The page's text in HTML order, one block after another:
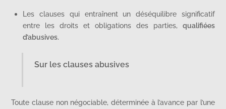
Les clauses qui entraînent un déséquilibre significatif
entre les droits et obligations des parties, qualifiées
d’abusives.
Sur les clauses abusives
Toute clause non négociable, déterminée à l’avance par l’une